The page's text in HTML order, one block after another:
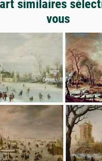
similaires
vous